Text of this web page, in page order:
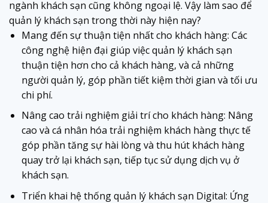
ngành khách sạn cũng không ngoại lệ. Vậy làm sao để
quản lý khách sạn trong thời này hiện nay?
Mang đến sự thuận tiện nhất cho khách hàng: Các
công nghệ hiện đại giúp việc quản lý khách sạn
thuận tiện hơn cho cả khách hàng, và cả những
người quản lý, góp phần tiết kiệm thời gian và tối ưu
chi phí.
Nâng cao trải nghiệm giải trí cho khách hàng: Nâng
cao và cá nhân hóa trải nghiệm khách hàng thực tế
góp phần tăng sự hài lòng và thu hút khách hàng
quay trở lại khách sạn, tiếp tục sử dụng dịch vụ ở
khách sạn.
Triển khai hệ thống quản lý khách sạn Digital: Ứng